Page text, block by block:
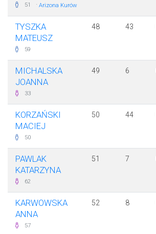
51 · Arizona Kurów
TYSZKA
MATEUSZ
59
48 43
MICHALSKA
JOANNA
33
49 6
KORZAŃSKI
MACIEJ
50
50 44
PAWLAK
KATARZYNA
62
51 7
KARWOWSKA
ANNA
57
52 8